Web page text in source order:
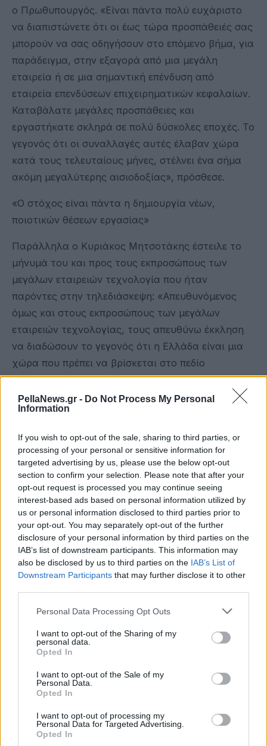
PellaNews.gr - Do Not Process My Personal
Information
If you wish to opt-out of the sale, sharing to third parties, or
processing of your personal or sensitive information for
targeted advertising by us, please use the below opt-out
section to confirm your selection. Please note that after your
opt-out request is processed you may continue seeing
interest-based ads based on personal information utilized by
us or personal information disclosed to third parties prior to
your opt-out. You may separately opt-out of the further
disclosure of your personal information by third parties on the
IAB’s list of downstream participants. This information may
also be disclosed by us to third parties on the IAB’s List of
Downstream Participants that may further disclose it to other
Personal Data Processing Opt Outs
I want to opt-out of the Sharing of my
personal data.
Opted In
I want to opt-out of the Sale of my
Personal Data.
Opted In
I want to opt-out of processing my
Personal Data for Targeted Advertising.
Opted In
ο Πρωθυπουργός. «Είναι πάντα πολύ ευχάριστο
να διαπιστώνετε ότι οι έως τώρα προσπάθειές σας
μπορούν να σας οδηγήσουν στο επόμενο βήμα, για
παράδειγμα, στην εξαγορά από μια μεγάλη
εταιρεία ή σε μια σημαντική επένδυση από
εταιρεία επενδύσεων επιχειρηματικών κεφαλαίων.
Καταβάλατε μεγάλες προσπάθειες και
εργαστήκατε σκληρά σε πολύ δύσκολες εποχές. Το
γεγονός ότι οι συναλλαγές αυτές έλαβαν χώρα
κατά τους τελευταίους μήνες, στέλνει ένα σήμα
ακόμη μεγαλύτερης αισιοδοξίας», πρόσθεσε.
«Ο στόχος είναι πάντα η δημιουργία νέων,
ποιοτικών θέσεων εργασίας»
Παράλληλα ο Κυριάκος Μητσοτάκης έστειλε το
μήνυμά του και προς τους εκπροσώπους των
μεγάλων εταιρειών τεχνολογία που ήταν
παρόντες στην τηλεδιάσκεψη: «Απευθυνόμενος
όμως και στους εκπροσώπους των μεγάλων
εταιρειών τεχνολογίας, τους απευθύνω έκκληση
να διαδώσουν το γεγονός ότι η Ελλάδα είναι μια
χώρα που πρέπει να βρίσκεται στο πεδίο
ενδιαφέροντος των εταιρειών του κλάδου τους.
Διαθέτει πολιτική σταθερότητα, ταλαντούχους
ανθρώπους, το κατάλληλο ανθρώπινο κεφάλαιο,
αντιλαμβάνεται τι πρέπει να κάνει για να στηρίξει
τις εταιρείες υψηλής τεχνολογίας που
αναπτύσσονται ταχύτατα. Πιστεύω, λοιπόν, ότι η
καλύτερη εμπειρία από τη χώρα μας που μπορείτε
να διαδώσετε είναι ακριβώς η εμπειρία για την
οποία μας μιλήσατε σήμερα, η οποία, μάλιστα,
αποτελεί και ένα πάρα πολύ ενθαρρυντικό
μήνυμα. Ελπίζουμε ότι θα δούμε και άλλες
ελληνικές επιχειρήσεις να αναπτύσσονται και να
προσελκύουν το ενδιαφέρον από το εξωτερικό. Ο
στόχος είναι πάντα να δημιουργούμε όσο το
δυνατόν περισσότερες νέες και ποιοτικές θέσεις
εργασίας στην Ελλάδα και να φροντίζουμε ώστε οι
υπερήφανους, κάνοντας αισθητή την παρουσία
τους στον διεθνή τεχνολογικό τομέα».
Στην τηλεδιάσκεψη από πλευράς κυβέρνησης
έλαβαν μέρος ο Υφυπουργός Ανάπτυξης &